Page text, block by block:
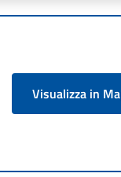
Visualizza in